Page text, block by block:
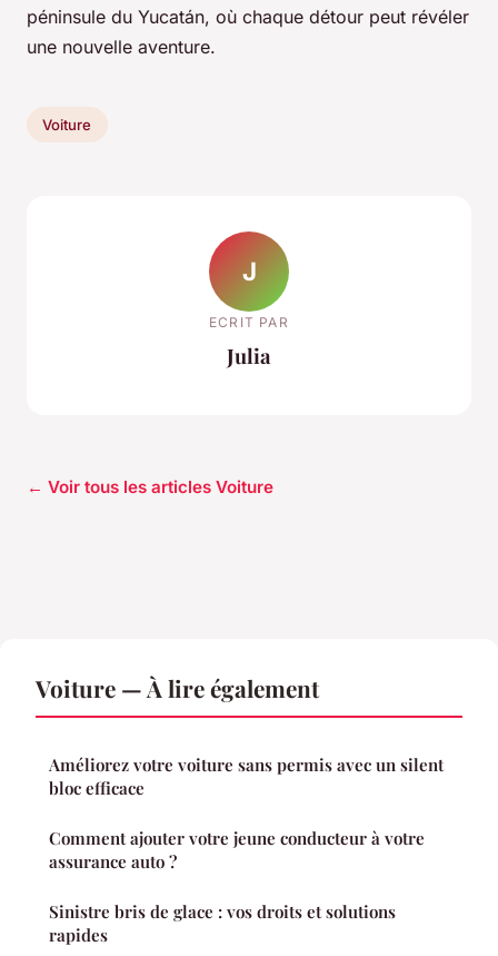
péninsule du Yucatán, où chaque détour peut révéler
une nouvelle aventure.
Voiture
J
ECRIT PAR
Julia
← Voir tous les articles Voiture
Voiture — À lire également
Améliorez votre voiture sans permis avec un silent
bloc efficace
Comment ajouter votre jeune conducteur à votre
assurance auto ?
Sinistre bris de glace : vos droits et solutions
rapides